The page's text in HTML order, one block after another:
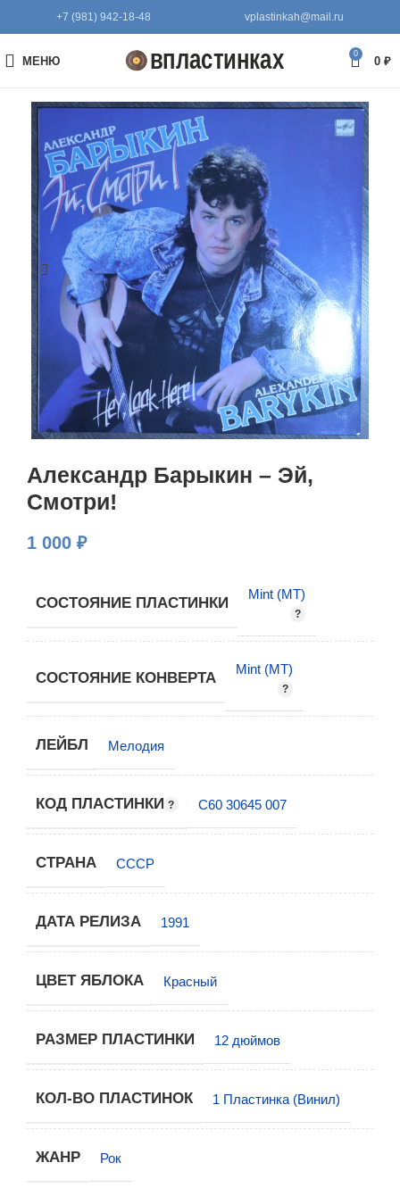
+7 (981) 942-18-48 vplastinkah@mail.ru
МЕНЮ
0
0 ₽
Александр Барыкин – Эй,
Смотри!
1 000 ₽
СОСТОЯНИЕ ПЛАСТИНКИ
Mint (MT)
СОСТОЯНИЕ КОНВЕРТА
Mint (MT)
ЛЕЙБЛ Мелодия
КОД ПЛАСТИНКИ С60 30645 007
СТРАНА СССР
ДАТА РЕЛИЗА 1991
ЦВЕТ ЯБЛОКА Красный
РАЗМЕР ПЛАСТИНКИ 12 дюймов
КОЛ-ВО ПЛАСТИНОК 1 Пластинка (Винил)
ЖАНР Рок